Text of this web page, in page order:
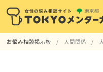
お悩み相談掲示板 人間関係